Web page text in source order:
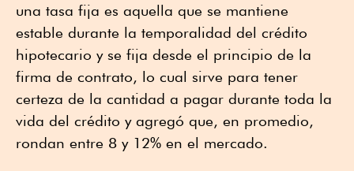
una tasa fija es aquella que se mantiene
estable durante la temporalidad del crédito
hipotecario y se fija desde el principio de la
firma de contrato, lo cual sirve para tener
certeza de la cantidad a pagar durante toda la
vida del crédito y agregó que, en promedio,
rondan entre 8 y 12% en el mercado.